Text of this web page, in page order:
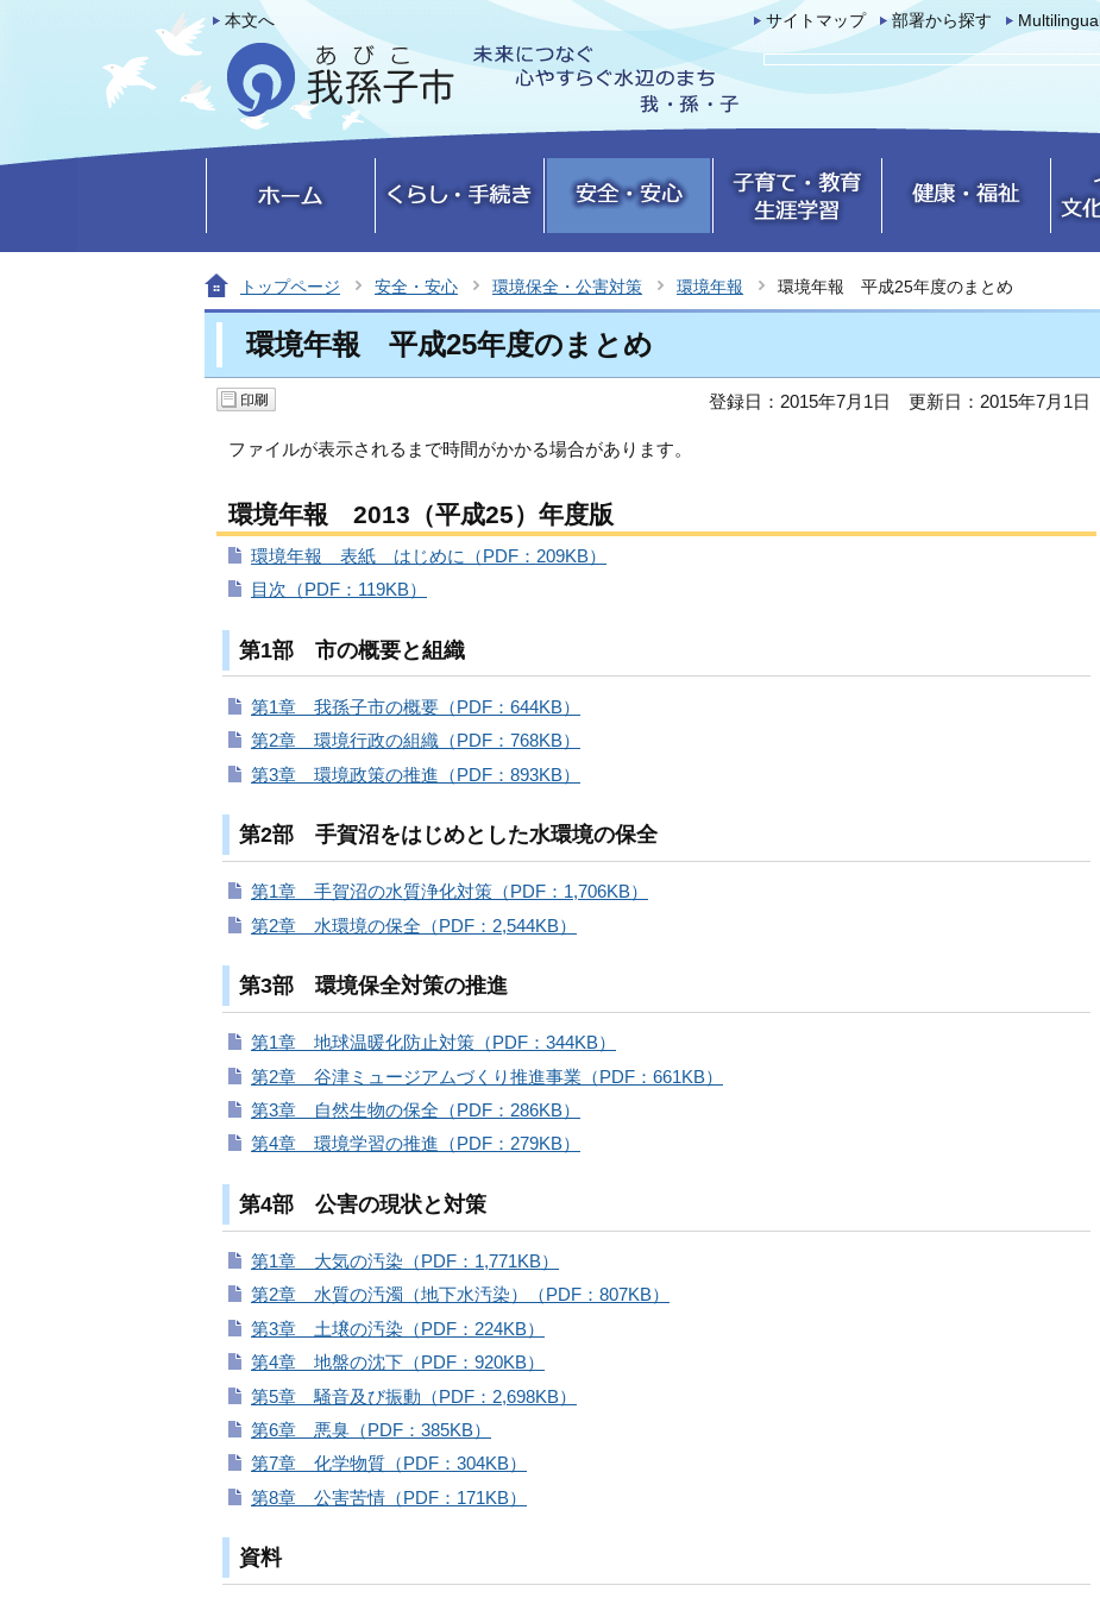
本文へ サイトマップ 部署から探す Multilingual
トップページ 安全・安心 環境保全・公害対策 環境年報 環境年報 平成25年度のまとめ
環境年報 平成25年度のまとめ
登録日：2015年7月1日 更新日：2015年7月1日
ファイルが表示されるまで時間がかかる場合があります。
環境年報 2013（平成25）年度版
環境年報 表紙 はじめに（PDF：209KB）
目次（PDF：119KB）
第1部 市の概要と組織
第1章 我孫子市の概要（PDF：644KB）
第2章 環境行政の組織（PDF：768KB）
第3章 環境政策の推進（PDF：893KB）
第2部 手賀沼をはじめとした水環境の保全
第1章 手賀沼の水質浄化対策（PDF：1,706KB）
第2章 水環境の保全（PDF：2,544KB）
第3部 環境保全対策の推進
第1章 地球温暖化防止対策（PDF：344KB）
第2章 谷津ミュージアムづくり推進事業（PDF：661KB）
第3章 自然生物の保全（PDF：286KB）
第4章 環境学習の推進（PDF：279KB）
第4部 公害の現状と対策
第1章 大気の汚染（PDF：1,771KB）
第2章 水質の汚濁（地下水汚染）（PDF：807KB）
第3章 土壌の汚染（PDF：224KB）
第4章 地盤の沈下（PDF：920KB）
第5章 騒音及び振動（PDF：2,698KB）
第6章 悪臭（PDF：385KB）
第7章 化学物質（PDF：304KB）
第8章 公害苦情（PDF：171KB）
資料